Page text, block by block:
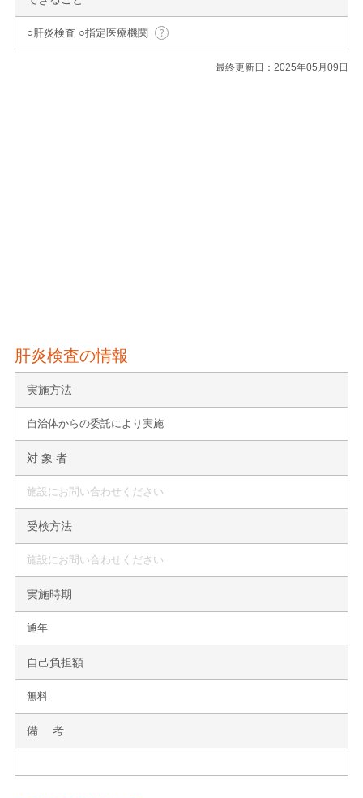
○肝炎検査 ○指定医療機関
最終更新日：2025年05月09日
肝炎検査の情報
実施方法
自治体からの委託により実施
対 象 者
施設にお問い合わせください
受検方法
施設にお問い合わせください
実施時期
通年
自己負担額
無料
備 考